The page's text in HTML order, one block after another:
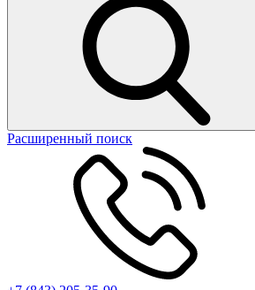
Расширенный поиск